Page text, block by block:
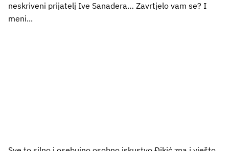
neskriveni prijatelj Ive Sanadera… Zavrtjelo vam se? I
meni...